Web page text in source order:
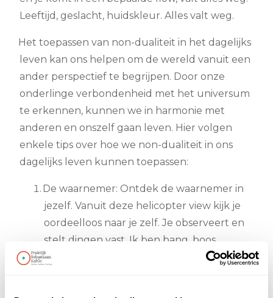
Leeftijd, geslacht, huidskleur. Alles valt weg.
Het toepassen van non-dualiteit in het dagelijks
leven kan ons helpen om de wereld vanuit een
ander perspectief te begrijpen. Door onze
onderlinge verbondenheid met het universum
te erkennen, kunnen we in harmonie met
anderen en onszelf gaan leven. Hier volgen
enkele tips over hoe we non-dualiteit in ons
dagelijks leven kunnen toepassen:
De waarnemer: Ontdek de waarnemer in
jezelf. Vanuit deze helicopter view kijk je
oordeelloos naar je zelf. Je observeert en
stelt dingen vast. Ik ben bang, boos,
verdrietig. Alleen het dit feit zorgt